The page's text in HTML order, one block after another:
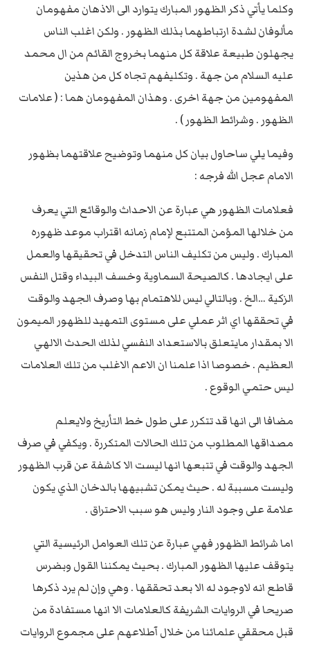
وكلما يأتي ذكر الظهور المبارك يتوارد الى الاذهان مفهومان
مألوفان لشدة ارتباطهما بذلك الظهور . ولكن اغلب الناس
يجهلون طبيعة علاقة كل منهما بخروج القائم من ال محمد
عليه السلام من جهة . وتكليفهم تجاه كل من هذين
المفهومين من جهة اخرى . وهذان المفهومان هما : ( علامات
الظهور . وشرائط الظهور ) .
وفيما يلي ساحاول بيان كل منهما وتوضيح علاقتهما بظهور
الامام عجل الله فرجه :
فعلامات الظهور هي عبارة عن الاحداث والوقائع التي يعرف
من خلالها المؤمن المتتبع لإمام زمانه اقتراب موعد ظهوره
المبارك . وليس من تكليف الناس التدخل في تحقيقها والعمل
على ايجادها . كالصيحة السماوية وخسف البيداء وقتل النفس
الزكية …الخ . وبالتالي ليس للاهتمام بها وصرف الجهد والوقت
في تحققها اي اثر عملي على مستوى التمهيد للظهور الميمون
الا بمقدار مايتعلق بالاستعداد النفسي لذلك الحدث الالهي
العظيم . خصوصا اذا علمنا ان الاعم الاغلب من تلك العلامات
ليس حتمي الوقوع .
مضافا الى انها قد تتكرر على طول خط التأريخ ولايعلم
مصداقها المطلوب من تلك الحالات المتكررة . ويكفي في صرف
الجهد والوقت في تتبعها انها ليست الا كاشفة عن قرب الظهور
وليست مسببة له . حيث يمكن تشبيهها بالدخان الذي يكون
علامة على وجود النار وليس هو سبب الاحتراق .
اما شرائط الظهور فهي عبارة عن تلك العوامل الرئيسية التي
يتوقف عليها الظهور المبارك . بحيث يمكننا القول وبضرس
قاطع انه لاوجود له الا بعد تحققها . وهي وإن لم يرد ذكرها
صريحا في الروايات الشريفة كالعلامات الا انها مستفادة من
قبل محققي علمائنا من خلال آطلاعهم على مجموع الروايات